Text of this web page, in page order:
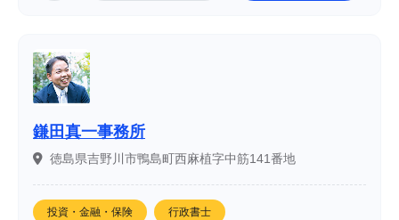
鎌田真一事務所
徳島県吉野川市鴨島町西麻植字中筋141番地
投資・金融・保険 行政書士